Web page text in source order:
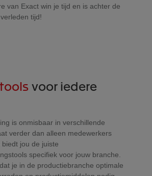
van Exact win je tijd en is achter de
tijd!
voor iedere
is onmisbaar in verschillende
verder dan alleen medewerkers
jou de juiste
specifiek voor jouw branche.
je in de productiebranche optimale